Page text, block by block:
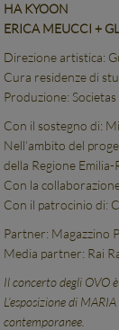
HA KYOON
ERICA MEUCCI +
Direzione artistica:
Cura residenze di
Produzione: Societas
Con il sostegno di:
Nell’ambito del
della Regione Emilia-
Con la
Con il patrocinio di:
Partner: Magazzino
Media partner: Rai
Il concerto degli OVO
L’esposizione di
contemporanee.